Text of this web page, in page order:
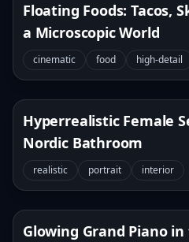
Floating Foods: Tacos,
a Microscopic World
cinematic food high-detail
Hyperrealistic Female
Nordic Bathroom
realistic portrait interior
Glowing Grand Piano in